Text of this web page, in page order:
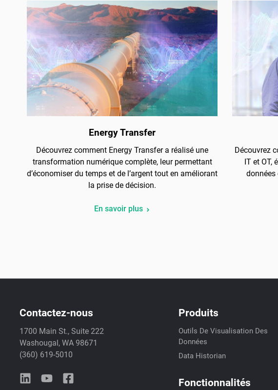
Energy Transfer
Découvrez comment Energy Transfer a réalisé une
transformation numérique complète, leur permettant
d’économiser du temps et de l’argent tout en améliorant
la prise de décision.
En savoir plus
Découvrez
IT et OT,
Contactez-nous
1700 Main St., Suite 222
Washougal, WA 98671
(360) 619-5010
Produits
Outils De Visualisation Des
Données
Data Historian
Fonctionnalités